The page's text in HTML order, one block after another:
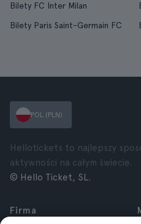
Bilety FC Inter Milan
Bilety Paris Saint-Germain FC
POL (PLN)
Hellotickets to najlepszy
aktywności na całym świecie.
© Hello Ticket, SL.
Firma